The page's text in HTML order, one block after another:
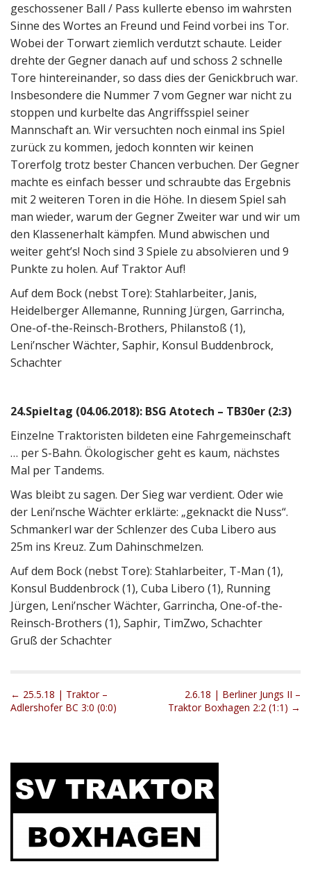
geschossener Ball / Pass kullerte ebenso im wahrsten
Sinne des Wortes an Freund und Feind vorbei ins Tor.
Wobei der Torwart ziemlich verdutzt schaute. Leider
drehte der Gegner danach auf und schoss 2 schnelle
Tore hintereinander, so dass dies der Genickbruch war.
Insbesondere die Nummer 7 vom Gegner war nicht zu
stoppen und kurbelte das Angriffsspiel seiner
Mannschaft an. Wir versuchten noch einmal ins Spiel
zurück zu kommen, jedoch konnten wir keinen
Torerfolg trotz bester Chancen verbuchen. Der Gegner
machte es einfach besser und schraubte das Ergebnis
mit 2 weiteren Toren in die Höhe. In diesem Spiel sah
man wieder, warum der Gegner Zweiter war und wir um
den Klassenerhalt kämpfen. Mund abwischen und
weiter geht’s! Noch sind 3 Spiele zu absolvieren und 9
Punkte zu holen. Auf Traktor Auf!
Auf dem Bock (nebst Tore): Stahlarbeiter, Janis,
Heidelberger Allemanne, Running Jürgen, Garrincha,
One-of-the-Reinsch-Brothers, Philanstoß (1),
Leni’nscher Wächter, Saphir, Konsul Buddenbrock,
Schachter
24.Spieltag (04.06.2018): BSG Atotech – TB30er (2:3)
Einzelne Traktoristen bildeten eine Fahrgemeinschaft
… per S-Bahn. Ökologischer geht es kaum, nächstes
Mal per Tandems.
Was bleibt zu sagen. Der Sieg war verdient. Oder wie
der Leni’nsche Wächter erklärte: „geknackt die Nuss“.
Schmankerl war der Schlenzer des Cuba Libero aus
25m ins Kreuz. Zum Dahinschmelzen.
Auf dem Bock (nebst Tore): Stahlarbeiter, T-Man (1),
Konsul Buddenbrock (1), Cuba Libero (1), Running
Jürgen, Leni’nscher Wächter, Garrincha, One-of-the-
Reinsch-Brothers (1), Saphir, TimZwo, Schachter
Gruß der Schachter
P
o
n
a
v
a
← 25.5.18 | Traktor –
Adlershofer BC 3:0 (0:0)
2.6.18 | Berliner Jungs II –
Traktor Boxhagen 2:2 (1:1) →